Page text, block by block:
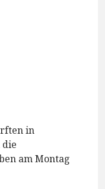
in
am Montag